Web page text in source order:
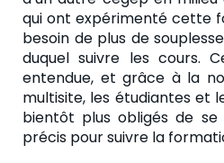
qui ont expérimenté cette
besoin de plus de
duquel suivre les cours.
entendue, et grâce à la
multisite, les étudiantes et
bientôt plus obligés de
précis pour suivre la